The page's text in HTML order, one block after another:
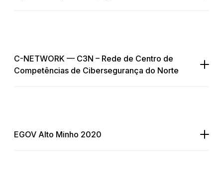
C-NETWORK — C3N – Rede de Centro de
Competências de Cibersegurança do Norte
EGOV Alto Minho 2020